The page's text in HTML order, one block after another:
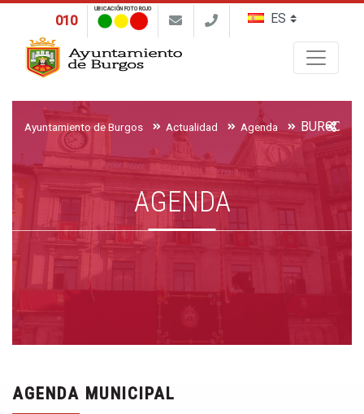
010
UBICACIÓN FOTO ROJO
Ayuntamiento de Burgos Actualidad Agenda
AGENDA
AGENDA MUNICIPAL